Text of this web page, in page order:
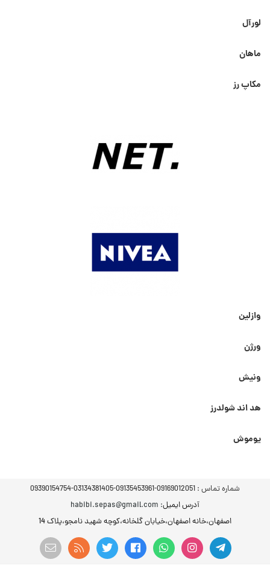
لورآل
ماهان
مکاپ رز
وازلین
ورژن
ونیش
هد اند شولدرز
یوموش
شماره تماس : 09169012051-09135453961-03134381405-09390154754
آدرس ایمیل: habibi.sepas@gmail.com
اصفهان،خانه اصفهان،خیابان گلخانه،کوچه شهید نامجو،پلاک 14